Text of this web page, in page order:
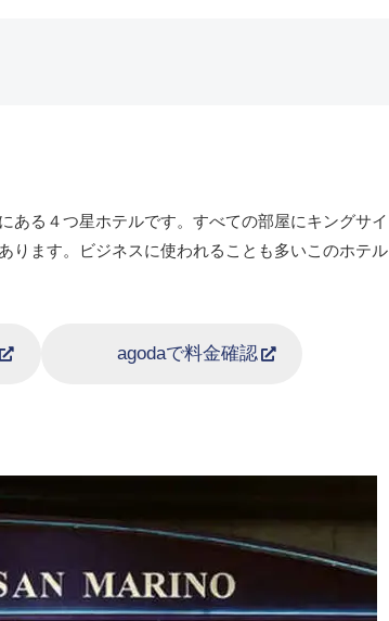
ある４つ星ホテルです。すべての部屋にキングサイ
ります。ビジネスに使われることも多いこのホテル
agodaで料金確認